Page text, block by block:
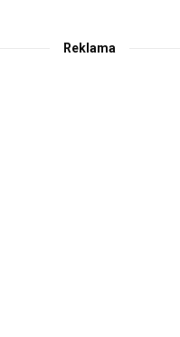
Reklama